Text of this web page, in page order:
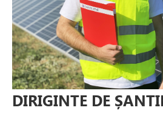
DIRIGINTE DE